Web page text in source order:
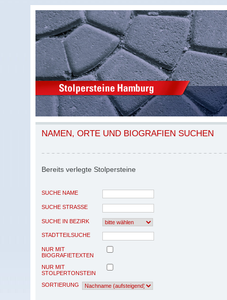
NAMEN, ORTE UND BIOGRAFIEN SUCHEN
Bereits verlegte Stolpersteine
SUCHE NAME
SUCHE STRASSE
SUCHE IN BEZIRK
STADTTEILSUCHE
NUR MIT
BIOGRAFIETEXTEN
NUR MIT
STOLPERTONSTEIN
SORTIERUNG